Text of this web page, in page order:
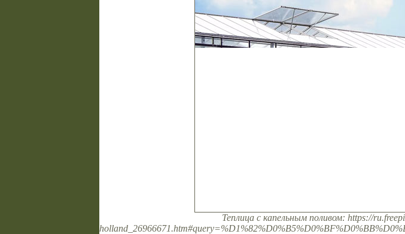
Теплица с капельным поливом: https://